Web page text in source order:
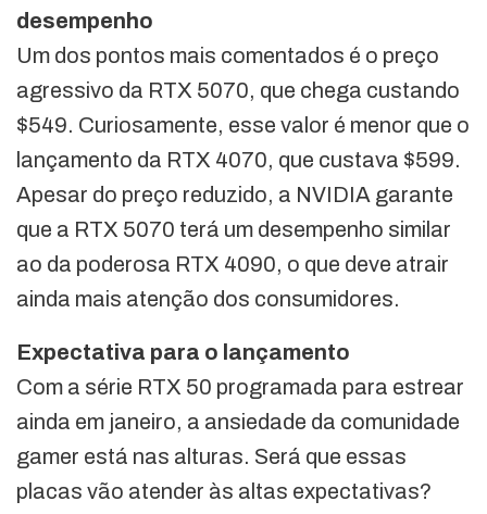
desempenho
Um dos pontos mais comentados é o preço
agressivo da RTX 5070, que chega custando
$549. Curiosamente, esse valor é menor que o
lançamento da RTX 4070, que custava $599.
Apesar do preço reduzido, a NVIDIA garante
que a RTX 5070 terá um desempenho similar
ao da poderosa RTX 4090, o que deve atrair
ainda mais atenção dos consumidores.
Expectativa para o lançamento
Com a série RTX 50 programada para estrear
ainda em janeiro, a ansiedade da comunidade
gamer está nas alturas. Será que essas
placas vão atender às altas expectativas?